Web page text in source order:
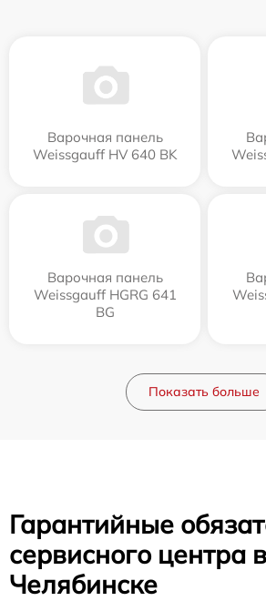
Варочная панель
Weissgauff HV 640 BK
Варочная панель
Weissgauff HGRG 641
BG
Показать больше
Гарантийные
сервисного центра в
Челябинске